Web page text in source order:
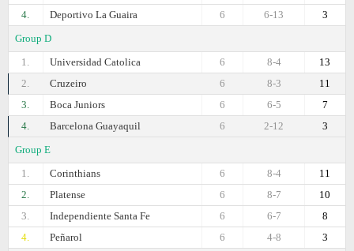
4.
Deportivo La Guaira 3
6-13
6
Group D
1.
Universidad Catolica 13
8-4
6
2.
Cruzeiro 11
8-3
6
3.
Boca Juniors 7
6-5
6
4.
Barcelona Guayaquil 3
2-12
6
Group E
1.
Corinthians 11
8-4
6
2.
Platense 10
8-7
6
3.
Independiente Santa Fe 8
6-7
6
4.
Peñarol 3
4-8
6